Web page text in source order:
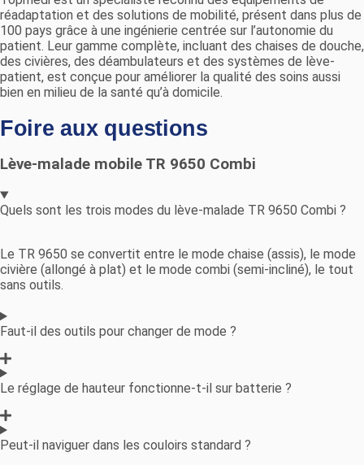
réadaptation et des solutions de mobilité, présent dans plus de
100 pays grâce à une ingénierie centrée sur l’autonomie du
patient. Leur gamme complète, incluant des chaises de douche,
des civières, des déambulateurs et des systèmes de lève-
patient, est conçue pour améliorer la qualité des soins aussi
bien en milieu de la santé qu’à domicile.
Foire aux questions
Lève-malade mobile TR 9650 Combi
Quels sont les trois modes du lève-malade TR 9650 Combi ?
Le TR 9650 se convertit entre le mode chaise (assis), le mode
civière (allongé à plat) et le mode combi (semi-incliné), le tout
sans outils.
Faut-il des outils pour changer de mode ?
Le réglage de hauteur fonctionne-t-il sur batterie ?
Peut-il naviguer dans les couloirs standard ?